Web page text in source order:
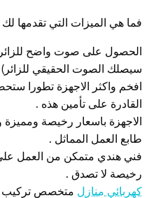
فما هي الميزات التي تقدمها لك
الحصول على صوت واضح
سيصلك الصوت الحقيقي للزائر)
افخم واكثر الاجهزة تطورا
القادرة على تأمين هذه .
الاجهزة باسعار رخيصة
طابع العمل المماثل .
فني هندي متمكن من العمل على
رخيصة لا تصدق .
كهربائي منازل متخصص تركيب